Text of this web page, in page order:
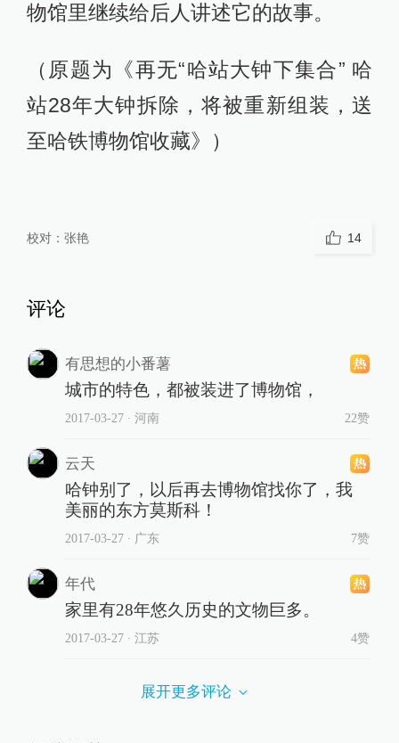
物馆里继续给后人讲述它的故事。
（原题为《再无“哈站大钟下集合” 哈
站28年大钟拆除，将被重新组装，送
至哈铁博物馆收藏》）
校对： 张艳 14
评论
有思想的小番薯
城市的特色，都被装进了博物馆，
2017-03-27∙ 河南 22赞
云天
哈钟别了，以后再去博物馆找你了，我
美丽的东方莫斯科！
2017-03-27∙ 广东 7赞
年代
家里有28年悠久历史的文物巨多。
2017-03-27∙ 江苏 4赞
展开更多评论